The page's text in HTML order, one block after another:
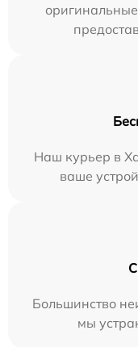
Наш курьер в
ваше
Большинство
мы